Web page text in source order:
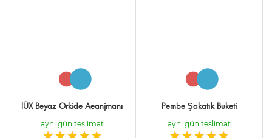
lÜX Beyaz Orkide Aeanjmanı
aynı gün teslimat
Pembe Şakatık Buketi
aynı gün teslimat